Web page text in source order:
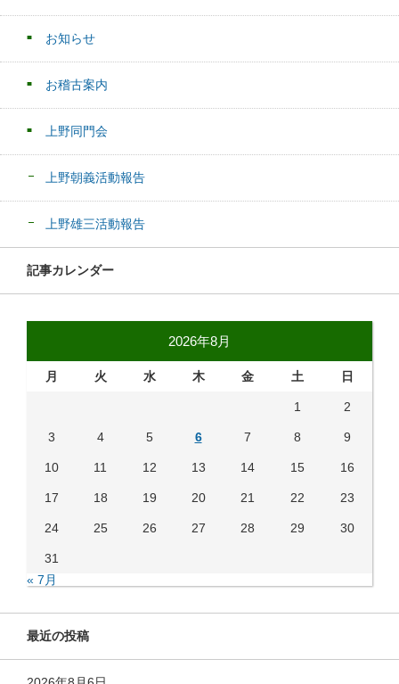
お知らせ
お稽古案内
上野同門会
上野朝義活動報告
上野雄三活動報告
記事カレンダー
2026年8月
月 火 水 木 金 土 日
1 2
3 4 5 6 7 8 9
10 11 12 13 14 15 16
17 18 19 20 21 22 23
24 25 26 27 28 29 30
31
« 7月
最近の投稿